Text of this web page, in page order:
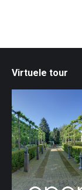
Virtuele tour